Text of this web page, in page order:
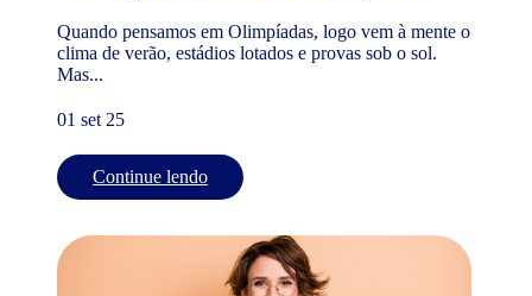
Quando pensamos em Olimpíadas, logo vem à mente o
clima de verão, estádios lotados e provas sob o sol.
Mas...
01 set 25
Continue lendo